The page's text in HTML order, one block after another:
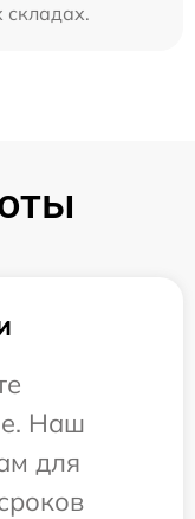
складах.
Наш
для